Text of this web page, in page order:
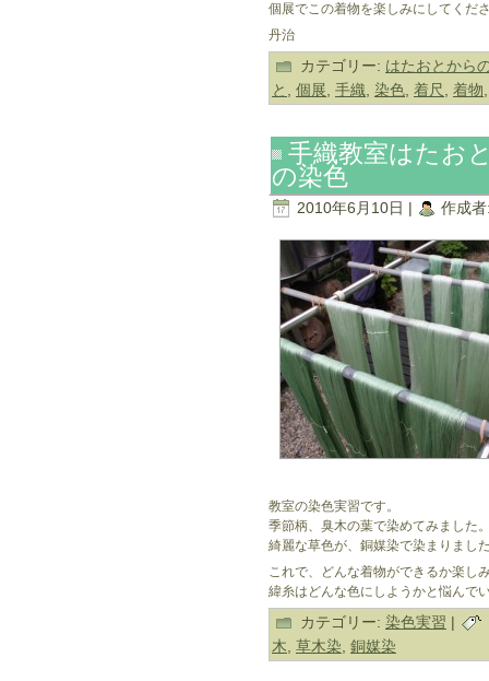
個展でこの着物を楽しみにしてくだ
丹治
カテゴリー: はたおとから
と
個展 手織 染色 着尺 着物
手織教室はたお
の染色
2010年6月10日 | 作成
教室の染色実習です。
季節柄、臭木の葉で染めてみました
綺麗な草色が、銅媒染で染まりまし
これで、どんな着物ができるか楽し
緯糸はどんな色にしようかと悩んで
カテゴリー: 染色実習 |
木, 草木染, 銅媒染